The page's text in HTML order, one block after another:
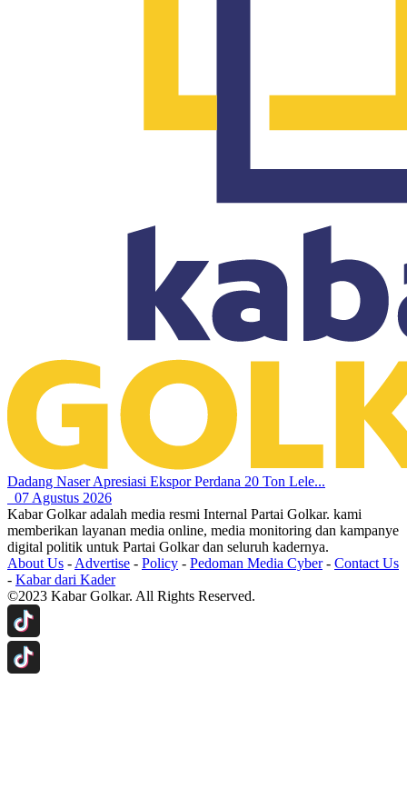
Dadang Naser Apresiasi Ekspor Perdana 20 Ton Lele...
07 Agustus 2026
Kabar Golkar adalah media resmi Internal Partai Golkar. kami
memberikan layanan media online, media monitoring dan kampanye
digital politik untuk Partai Golkar dan seluruh kadernya.
About Us - Advertise - Policy - Pedoman Media Cyber- Contact Us
- Kabar dari Kader
©2023 Kabar Golkar. All Rights Reserved.